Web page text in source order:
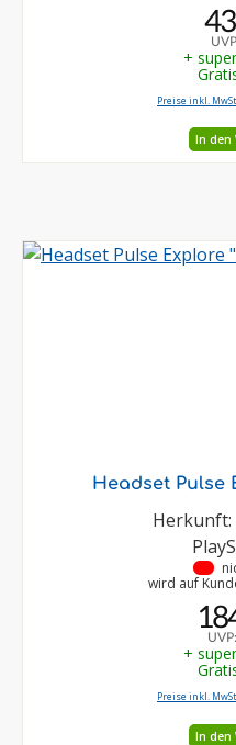
+
Preise inkl.
In den
Headset Pulse
Herkunft:
wird auf
+
Preise inkl.
In den